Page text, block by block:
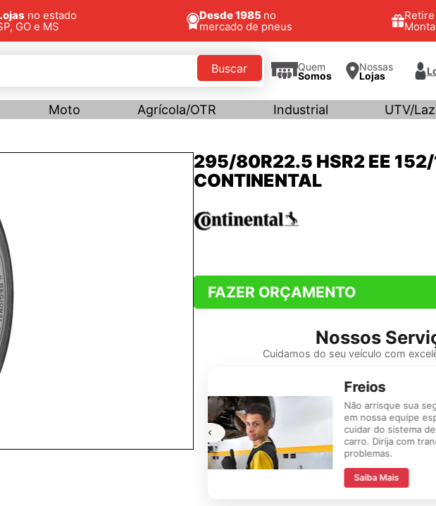
no estado
GO e MS
Desde 1985 no
mercado de pneus
Buscar Quem
Somos
Nossas
Lojas
Moto Agrícola/OTR Industrial UTV/
295/80R22.5 HSR2 EE
CONTINENTAL
FAZER ORÇAMENTO
Nossos
Cuidamos do seu veículo com
Não arrisque sua segurança! Confie
em nossa equipe especializada para
cuidar do sistema de freios do seu
carro. Dirija com tranquilidade e evite
problemas.